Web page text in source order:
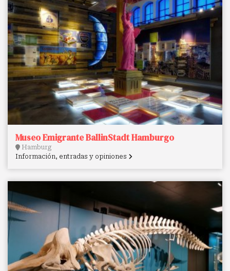
Museo Emigrante BallinStadt Hamburgo
Hamburg
Información, entradas y opiniones